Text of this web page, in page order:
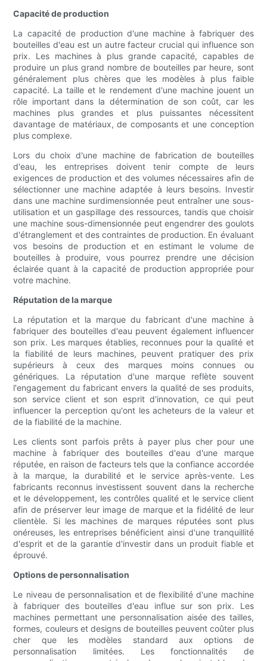
Capacité de production
La capacité de production d'une machine à fabriquer des
bouteilles d'eau est un autre facteur crucial qui influence son
prix. Les machines à plus grande capacité, capables de
produire un plus grand nombre de bouteilles par heure, sont
généralement plus chères que les modèles à plus faible
capacité. La taille et le rendement d'une machine jouent un
rôle important dans la détermination de son coût, car les
machines plus grandes et plus puissantes nécessitent
davantage de matériaux, de composants et une conception
plus complexe.
Lors du choix d'une machine de fabrication de bouteilles
d'eau, les entreprises doivent tenir compte de leurs
exigences de production et des volumes nécessaires afin de
sélectionner une machine adaptée à leurs besoins. Investir
dans une machine surdimensionnée peut entraîner une sous-
utilisation et un gaspillage des ressources, tandis que choisir
une machine sous-dimensionnée peut engendrer des goulots
d'étranglement et des contraintes de production. En évaluant
vos besoins de production et en estimant le volume de
bouteilles à produire, vous pourrez prendre une décision
éclairée quant à la capacité de production appropriée pour
votre machine.
Réputation de la marque
La réputation et la marque du fabricant d'une machine à
fabriquer des bouteilles d'eau peuvent également influencer
son prix. Les marques établies, reconnues pour la qualité et
la fiabilité de leurs machines, peuvent pratiquer des prix
supérieurs à ceux des marques moins connues ou
génériques. La réputation d'une marque reflète souvent
l'engagement du fabricant envers la qualité de ses produits,
son service client et son esprit d'innovation, ce qui peut
influencer la perception qu'ont les acheteurs de la valeur et
de la fiabilité de la machine.
Les clients sont parfois prêts à payer plus cher pour une
machine à fabriquer des bouteilles d'eau d'une marque
réputée, en raison de facteurs tels que la confiance accordée
à la marque, la durabilité et le service après-vente. Les
fabricants reconnus investissent souvent dans la recherche
et le développement, les contrôles qualité et le service client
afin de préserver leur image de marque et la fidélité de leur
clientèle. Si les machines de marques réputées sont plus
onéreuses, les entreprises bénéficient ainsi d'une tranquillité
d'esprit et de la garantie d'investir dans un produit fiable et
éprouvé.
Options de personnalisation
Le niveau de personnalisation et de flexibilité d'une machine
à fabriquer des bouteilles d'eau influe sur son prix. Les
machines permettant une personnalisation aisée des tailles,
formes, couleurs et designs de bouteilles peuvent coûter plus
cher que les modèles standard aux options de
personnalisation limitées. Les fonctionnalités de